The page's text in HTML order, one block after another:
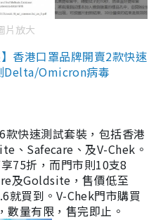
片放大
香港口罩品牌開賣2款快速
Delta/Omicron病毒
快速測試套裝，包括香港
、Safecare、及V-Chek。
75折，而門市則10支8
及Goldsite，售價低至
就買到。V-Chek門市購買
數量有限，售完即止。